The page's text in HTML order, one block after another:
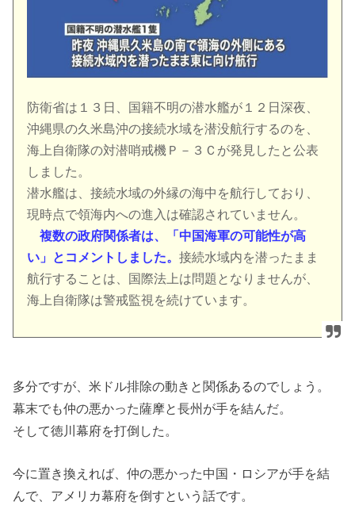
防衛省は１３日、国籍不明の潜水艦が１２日深夜、
沖縄県の久米島沖の接続水域を潜没航行するのを、
海上自衛隊の対潜哨戒機Ｐ－３Ｃが発見したと公表
しました。
潜水艦は、接続水域の外縁の海中を航行しており、
現時点で領海内への進入は確認されていません。
複数の政府関係者は、「中国海軍の可能性が高
い」とコメントしました。接続水域内を潜ったまま
航行することは、国際法上は問題となりませんが、
海上自衛隊は警戒監視を続けています。
多分ですが、米ドル排除の動きと関係あるのでしょう。
幕末でも仲の悪かった薩摩と長州が手を結んだ。
そして徳川幕府を打倒した。
今に置き換えれば、仲の悪かった中国・ロシアが手を結
んで、アメリカ幕府を倒すという話です。